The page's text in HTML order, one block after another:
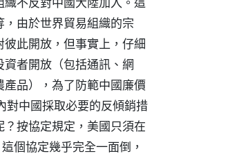
由於世界貿易組織的宗
此開放，但事實上，仔細
者開放（包括通訊、網
品），為了防範中國廉價
對中國採取必要的反傾銷措
按協定規定，美國只須在
個協定幾乎完全一面倒，